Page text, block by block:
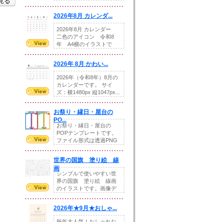
2026年8月 カレンダ...
2026年8月 カレンダー
二色のアイコン 令和8
年 A4横のイラストで
2026年 8月 かわい...
2026年（令和8年）8月の
カレンダーです。 サイ
ズ：横1480px 縦1047px...
お祭り・縁日・屋台の
PO...
お祭り・縁日・屋台の
POPテンプレートです。
ファイル形式は透過PNG
世界の国旗 塗り絵 線
画
シンプルで使いやすい世
界の国旗 塗り絵 線画
のイラストです。画像デ
2026年★9月★おしゃ...